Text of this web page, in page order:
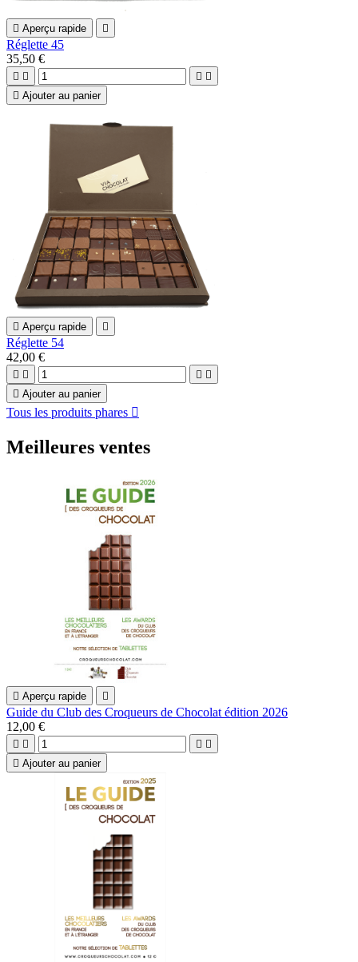
 Aperçu rapide 
Réglette 45
35,50 €
   
 Ajouter au panier
 Aperçu rapide 
Réglette 54
42,00 €
   
 Ajouter au panier
Tous les produits phares 
Meilleures ventes
 Aperçu rapide 
Guide du Club des Croqueurs de Chocolat édition 2026
12,00 €
   
 Ajouter au panier